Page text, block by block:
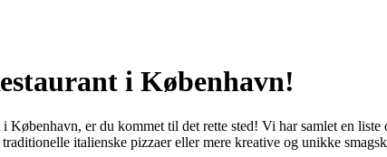
i København!
København, er du kommet til det rette sted! Vi har samlet en
italienske pizzaer eller mere kreative og unikke